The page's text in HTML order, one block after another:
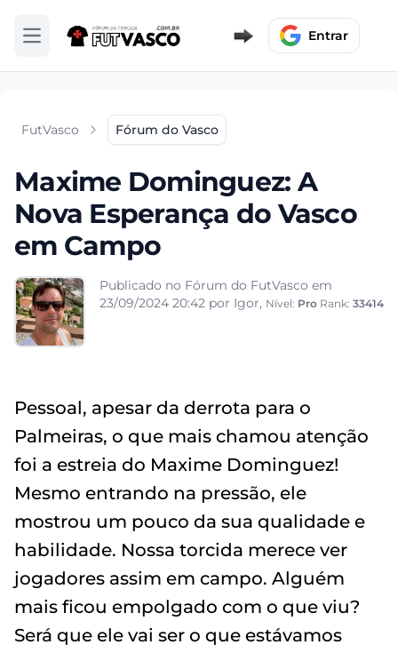
Abrir menu Entrar
FutVasco Fórum do Vasco
Maxime Dominguez: A
Nova Esperança do Vasco
em Campo
Publicado no Fórum do FutVasco em
23/09/2024 20:42 por Igor, Nível: Pro Rank: 33414
Pessoal, apesar da derrota para o
Palmeiras, o que mais chamou atenção
foi a estreia do Maxime Dominguez!
Mesmo entrando na pressão, ele
mostrou um pouco da sua qualidade e
habilidade. Nossa torcida merece ver
jogadores assim em campo. Alguém
mais ficou empolgado com o que viu?
Será que ele vai ser o que estávamos